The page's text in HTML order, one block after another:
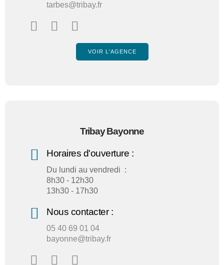
tarbes@tribay.fr
VOIR L'AGENCE
Tribay Bayonne
Horaires d'ouverture :
Du lundi au vendredi :
8h30 - 12h30
13h30 - 17h30
Nous contacter :
05 40 69 01 04
bayonne@tribay.fr